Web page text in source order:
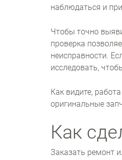
наблюдаться и
Чтобы точно
проверка
неисправности.
исследовать,
Как видите,
оригинальные
Как
Заказать ремонт